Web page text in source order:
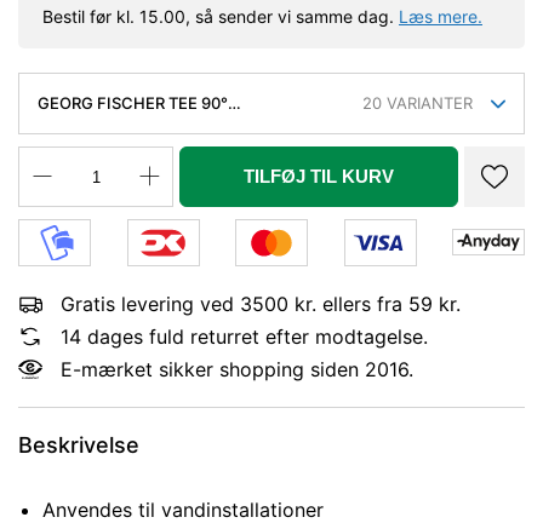
Bestil før kl. 15.00, så sender vi samme dag. Læs mere.
GEORG FISCHER TEE 90°
20 VARIANTER
TILFØJ TIL KURV
Gratis levering ved 3500 kr. ellers fra 59 kr.
14 dages fuld returret efter modtagelse.
E-mærket sikker shopping siden 2016.
Beskrivelse
Anvendes til vandinstallationer